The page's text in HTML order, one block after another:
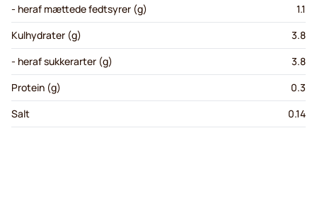
- heraf mættede fedtsyrer (g)
1.1
Kulhydrater (g)
3.8
- heraf sukkerarter (g)
3.8
Protein (g)
0.3
Salt
0.14